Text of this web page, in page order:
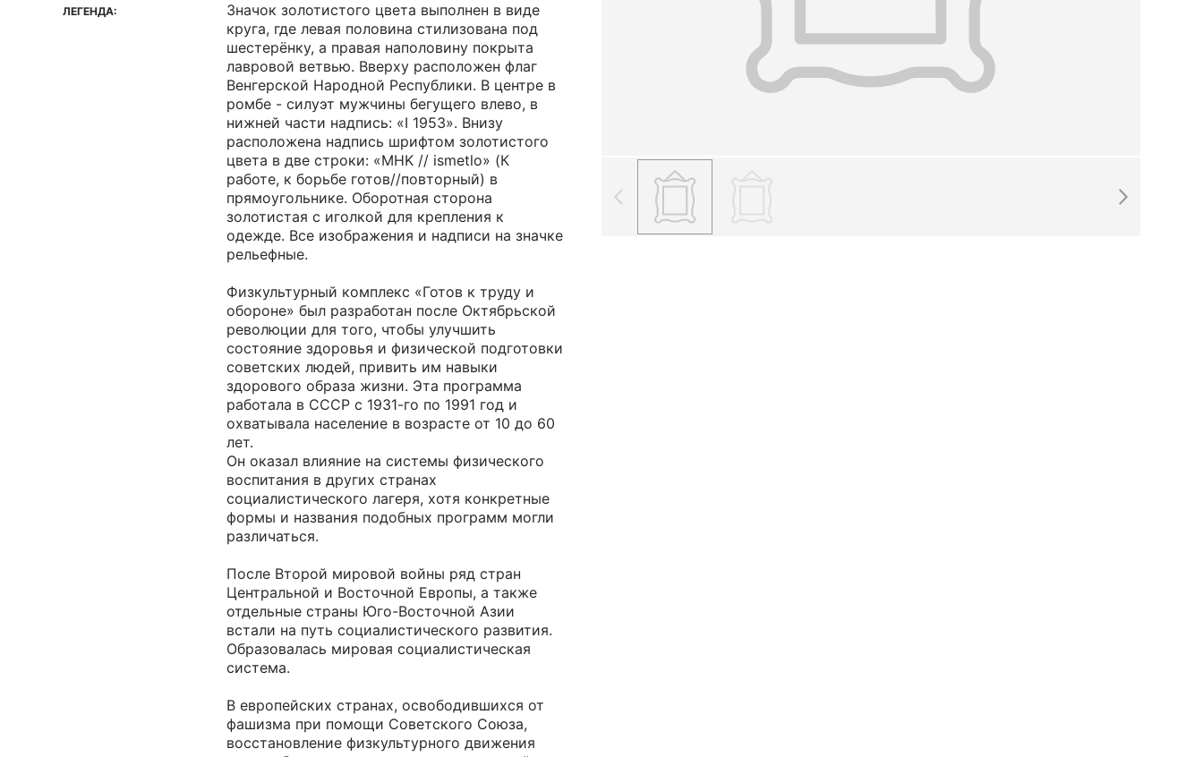
ЛЕГЕНДА:
Значок золотистого цвета выполнен в виде
круга, где левая половина стилизована под
шестерёнку, а правая наполовину покрыта
лавровой ветвью. Вверху расположен флаг
Венгерской Народной Республики. В центре в
ромбе - силуэт мужчины бегущего влево, в
нижней части надпись: «I 1953». Внизу
расположена надпись шрифтом золотистого
цвета в две строки: «MHK // ismetlo» (К
работе, к борьбе готов//повторный) в
прямоугольнике. Оборотная сторона
золотистая с иголкой для крепления к
одежде. Все изображения и надписи на значке
рельефные.
Физкультурный комплекс «Готов к труду и
обороне» был разработан после Октябрьской
революции для того, чтобы улучшить
состояние здоровья и физической подготовки
советских людей, привить им навыки
здорового образа жизни. Эта программа
работала в СССР с 1931-го по 1991 год и
охватывала население в возрасте от 10 до 60
лет.
Он оказал влияние на системы физического
воспитания в других странах
социалистического лагеря, хотя конкретные
формы и названия подобных программ могли
различаться.
После Второй мировой войны ряд стран
Центральной и Восточной Европы, а также
отдельные страны Юго-Восточной Азии
встали на путь социалистического развития.
Образовалась мировая социалистическая
система.
В европейских странах, освободившихся от
фашизма при помощи Советского Союза,
восстановление физкультурного движения